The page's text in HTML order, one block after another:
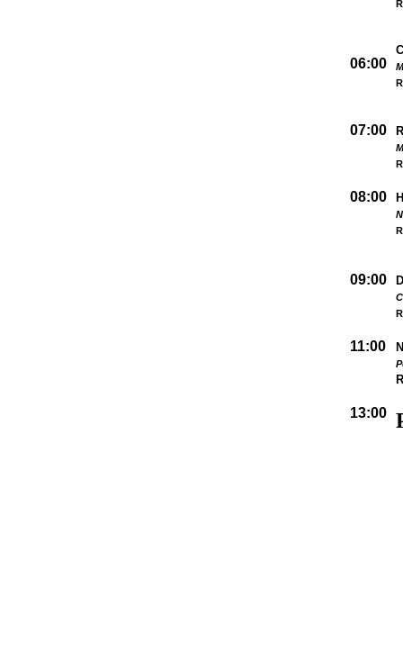
06:00
07:00
08:00
09:00
11:00
13:00